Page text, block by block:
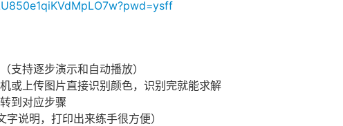
支持逐步演示和自动播放）
或上传图片直接识别颜色，识别完就能求解
到对应步骤
说明，打印出来练手很方便）